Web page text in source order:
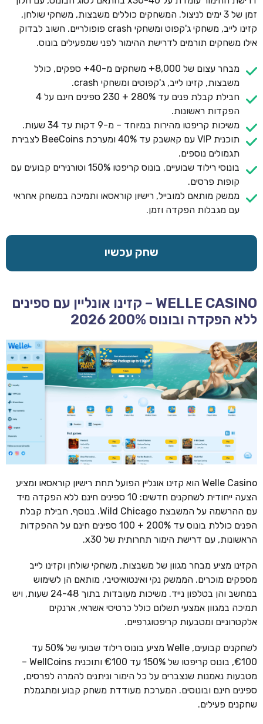
זמן של 3 ימים לניצול. המשחקים כוללים משבצות, משחקי שולחן,
קזינו לייב, משחקי ג'קפוט ומשחקי crash פופולריים. חשוב לבדוק
אילו משחקים תורמים לדרישת ההימור לפני שמפעילים בונוס.
מבחר עצום של 8,000+ משחקים מ-40+ ספקים, כולל
משבצות, קזינו לייב, ג'קפוטים ומשחקי crash.
חבילת קבלת פנים עד 280% + 230 ספינים חינם על 4
הפקדות ראשונות.
משיכות קריפטו מהירות במיוחד – מ-9 דקות עד 34 שעות.
תוכנית VIP עם קאשבק עד 40% ומערכת BeeCoins לצבירת
תגמולים נוספים.
בונוסי רילוד שבועיים, בונוס קריפטו 150% וטורנירים קבועים עם
קופות פרסים.
ממשק מותאם למובייל, רישיון קוראסאו ותמיכה במשחק אחראי
עם מגבלות הפקדה וזמן.
שחק עכשיו
WELLE CASINO – קזינו אונליין עם ספינים
ללא הפקדה ובונוס 200% 2026
Welle Casino הוא קזינו אונליין הפועל תחת רישיון קוראסאו ומציע
הצעה ייחודית לשחקנים חדשים: 10 ספינים חינם ללא הפקדה מיד
עם ההרשמה על המשבצת Wild Chicago. בנוסף, חבילת קבלת
הפנים כוללת בונוס עד 200% + 100 ספינים חינם על ההפקדות
הראשונות, עם דרישת הימור תחרותית של x30.
הקזינו מציע מבחר מגוון של משבצות, משחקי שולחן וקזינו לייב
מספקים מוכרים. הממשק נקי ואינטואיטיבי, מותאם הן לשימוש
במחשב והן בטלפון נייד. משיכות מעובדות בתוך 24-48 שעות, ויש
תמיכה במגוון אמצעי תשלום כולל כרטיסי אשראי, ארנקים
אלקטרוניים ומטבעות קריפטוגרפיים.
לשחקנים קבועים, Welle מציע בונוס רילוד שבועי של 50% עד
€100, בונוס קריפטו של 150% עד €100 ותוכנית WellCoins –
מטבעות נאמנות שנצברים על כל הימור וניתנים להמרה לפרסים,
ספינים חינם ובונוסים. המערכת מעודדת משחק קבוע ומתגמלת
שחקנים פעילים.